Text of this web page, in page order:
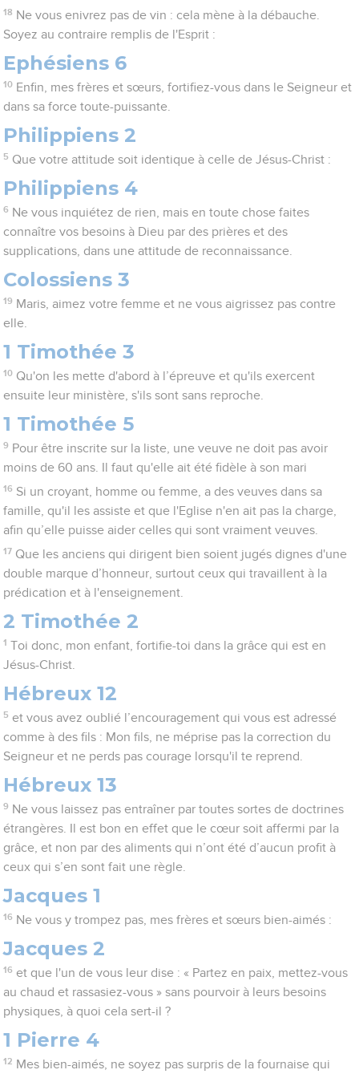
18 Ne vous enivrez pas de vin : cela mène à la débauche.
Soyez au contraire remplis de l'Esprit :
Ephésiens 6
10 Enfin, mes frères et sœurs, fortifiez-vous dans le Seigneur et
dans sa force toute-puissante.
Philippiens 2
5 Que votre attitude soit identique à celle de Jésus-Christ :
Philippiens 4
6 Ne vous inquiétez de rien, mais en toute chose faites
connaître vos besoins à Dieu par des prières et des
supplications, dans une attitude de reconnaissance.
Colossiens 3
19 Maris, aimez votre femme et ne vous aigrissez pas contre
elle.
1 Timothée 3
10 Qu'on les mette d'abord à l’épreuve et qu'ils exercent
ensuite leur ministère, s'ils sont sans reproche.
1 Timothée 5
9 Pour être inscrite sur la liste, une veuve ne doit pas avoir
moins de 60 ans. Il faut qu'elle ait été fidèle à son mari
16 Si un croyant, homme ou femme, a des veuves dans sa
famille, qu'il les assiste et que l'Eglise n'en ait pas la charge,
afin qu’elle puisse aider celles qui sont vraiment veuves.
17 Que les anciens qui dirigent bien soient jugés dignes d'une
double marque d’honneur, surtout ceux qui travaillent à la
prédication et à l'enseignement.
2 Timothée 2
1 Toi donc, mon enfant, fortifie-toi dans la grâce qui est en
Jésus-Christ.
Hébreux 12
5 et vous avez oublié l’encouragement qui vous est adressé
comme à des fils : Mon fils, ne méprise pas la correction du
Seigneur et ne perds pas courage lorsqu'il te reprend.
Hébreux 13
9 Ne vous laissez pas entraîner par toutes sortes de doctrines
étrangères. Il est bon en effet que le cœur soit affermi par la
grâce, et non par des aliments qui n’ont été d’aucun profit à
ceux qui s’en sont fait une règle.
Jacques 1
16 Ne vous y trompez pas, mes frères et sœurs bien-aimés :
Jacques 2
16 et que l'un de vous leur dise : « Partez en paix, mettez-vous
au chaud et rassasiez-vous » sans pourvoir à leurs besoins
physiques, à quoi cela sert-il ?
1 Pierre 4
12 Mes bien-aimés, ne soyez pas surpris de la fournaise qui